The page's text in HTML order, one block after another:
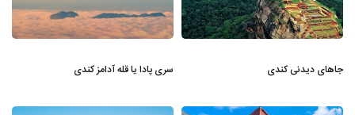
جاهای دیدنی کندی سری پادا یا قله آدامز کندی